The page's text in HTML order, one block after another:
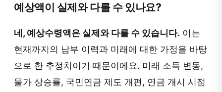
예상액이 실제와 다를 수 있나요?
네, 예상수령액은 실제와 다를 수 있습니다. 이는
현재까지의 납부 이력과 미래에 대한 가정을 바탕
으로 한 추정치이기 때문이에요. 미래 소득 변동,
물가 상승률, 국민연금 제도 개편, 연금 개시 시점